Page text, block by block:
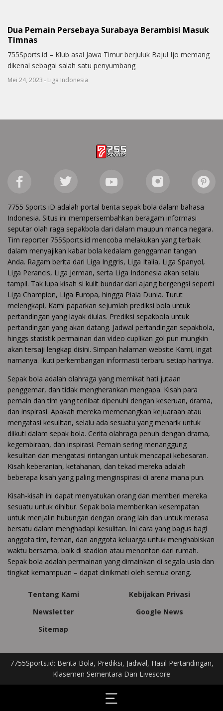
Dua Pemain Persebaya Surabaya Berambisi Masuk
Timnas
755Sports.id – Klub asal Jawa Timur berjuluk Bajul Ijo memang
dikenal sebagai salah satu penyumbang
Mei 24, 2023 - Liga Indonesia
7755 Sports iD adalah portal berita sepak bola dalam bahasa
Indonesia. Situs ini mempersembahkan beragam informasi
seputar olah raga sepakbola dari dalam maupun manca negara.
Tim reporter 755Sports.id mencoba melakukan yang terbaik
dalam menyajikan kabar bola kedalam genggaman tangan
Anda. Ragam berita dari Liga Inggris, Liga Italia, Liga Spanyol,
Liga Perancis, Liga Jerman, serta Liga Indonesia akan selalu
tampil. Tak lupa kisah si kulit bundar dari ajang bergengsi seperti
Liga Champion, Liga Europa, hingga Piala Dunia. Turut
melengkapi, Kami paparkan sejumlah prediksi bola untuk
pertandingan yang layak diulas. Prediksi sepakbola untuk
pertandingan yang akan datang. Jadwal pertandingan sepakbola,
hinggs statistik permainan dan video cuplikan gol pun mungkin
akan tersaji lengkap disini. Simpan halaman website Kami, ingat
namanya. Ikuti perkembangan informasti terbaru setiap harinya.
Sepak bola adalah olahraga yang memikat hati jutaan
penggemar, dan tidak mengherankan mengapa. Kisah para
pemain dan tim yang terlibat dipenuhi dengan keseruan, drama,
dan inspirasi. Apakah mereka memenangkan kejuaraan atau
mengatasi kesulitan, selalu ada sesuatu yang menarik untuk
diikuti dalam sepak bola. Cerita olahraga penuh dengan drama,
kegembiraan, dan inspirasi. Pemain sering menanggung
kesulitan dan mengatasi rintangan untuk mencapai kebesaran.
Kisah keberanian, ketahanan, dan tekad mereka adalah
beberapa kisah yang paling menginspirasi di arena mana pun.
Kisah-kisah ini dapat menyatukan orang dan memberi mereka
sesuatu untuk dihibur. Sepak bola memberikan kesempatan
untuk menjalin hubungan dengan orang lain dan untuk merasa
bersatu dalam menghadapi kesulitan. Ini cara yang bagus bagi
anggota tim, teman, dan anggota keluarga untuk menghabiskan
waktu bersama, baik di stadion atau menonton dari rumah.
Sepak bola adalah permainan yang dimainkan di segala usia dan
tingkat kemampuan – dapat dinikmati oleh semua orang.
Tentang Kami
Kebijakan Privasi
Newsletter
Google News
Sitemap
7755Sports.id: Berita Bola, Prediksi, Jadwal, Hasil Pertandingan,
Klasemen Sementara Dan Livescore